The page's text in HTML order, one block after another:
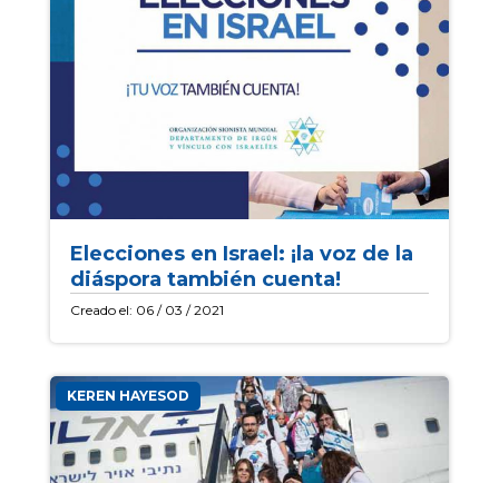
Elecciones en Israel: ¡la voz de la
diáspora también cuenta!
Creado el: 06 / 03 / 2021
KEREN HAYESOD